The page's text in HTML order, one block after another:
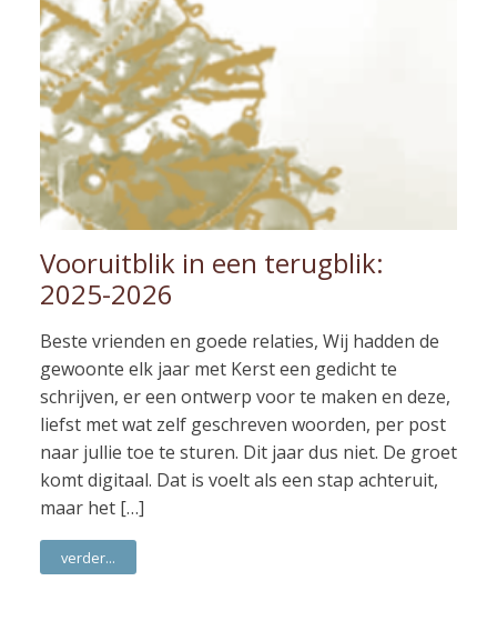
Vooruitblik in een terugblik:
2025-2026
Beste vrienden en goede relaties, Wij hadden de
gewoonte elk jaar met Kerst een gedicht te
schrijven, er een ontwerp voor te maken en deze,
liefst met wat zelf geschreven woorden, per post
naar jullie toe te sturen. Dit jaar dus niet. De groet
komt digitaal. Dat is voelt als een stap achteruit,
maar het […]
verder...